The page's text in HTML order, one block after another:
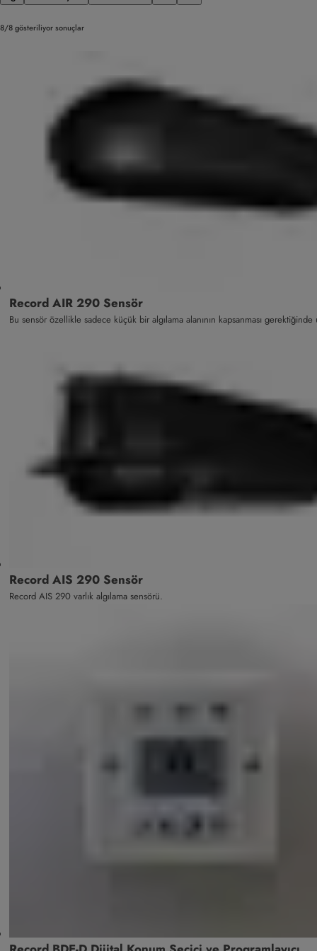
8/8 gösteriliyor sonuçlar
Record AIR 290 Sensör
Bu sensör özellikle sadece küçük bir algılama alanının kapsanması
Record AIS 290 Sensör
Record AIS 290 varlık algılama sensörü.